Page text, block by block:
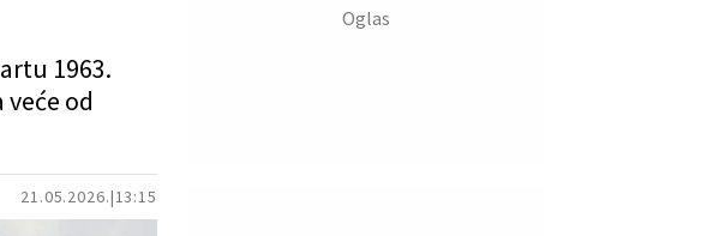
21.05.2026. 13:15
1963.
od